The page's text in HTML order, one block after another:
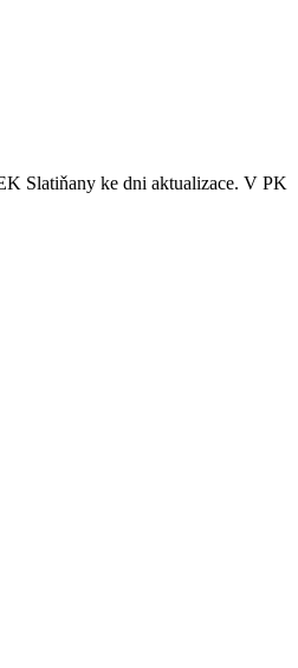
Slatiňany ke dni aktualizace. V PK